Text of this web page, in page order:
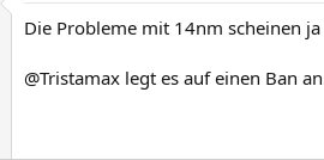
Die Probleme mit 14nm scheinen
@Tristamax legt es auf einen Ban